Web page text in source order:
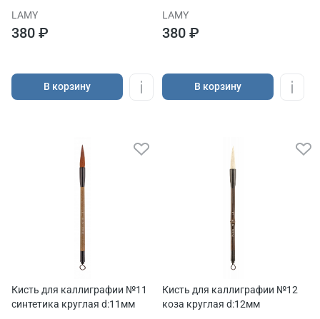
LAMY
380 ₽
В корзину
LAMY
380 ₽
В корзину
Кисть для каллиграфии №11
синтетика круглая d:11мм
Кисть для каллиграфии №12
коза круглая d:12мм